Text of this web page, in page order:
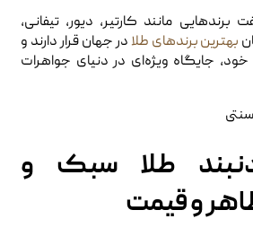
مانند کارتیر، دیور، تیفانی،
بهترین برندهای طلادر جهان قرار دارند و
جایگاه ویژه‌ای در دنیای جواهرات
طلا سبک و
و قیمت